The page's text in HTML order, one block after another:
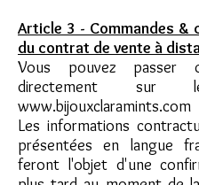
Article 3 - Commandes &
du contrat de vente à
Vous pouvez passer
directement sur
www.bijouxclaramints.com
Les informations
présentées en langue
feront l'objet d'une